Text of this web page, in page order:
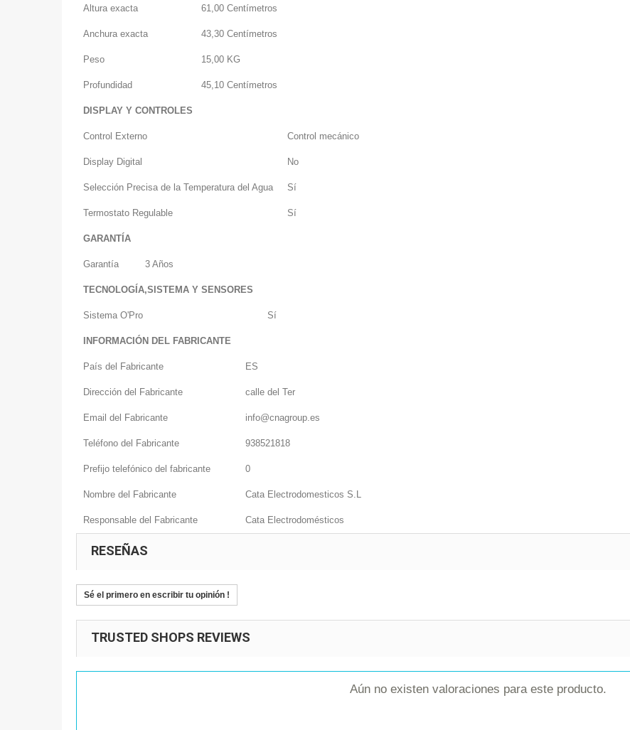
Altura exacta 61,00 Centímetros
Anchura exacta 43,30 Centímetros
Peso 15,00 KG
Profundidad 45,10 Centímetros
DISPLAY Y CONTROLES
Control Externo Control mecánico
Display Digital No
Selección Precisa de la Temperatura del Agua Sí
Termostato Regulable Sí
GARANTÍA
Garantía 3 Años
TECNOLOGÍA,SISTEMA Y SENSORES
Sistema O'Pro Sí
INFORMACIÓN DEL FABRICANTE
País del Fabricante ES
Dirección del Fabricante calle del Ter
Email del Fabricante info@cnagroup.es
Teléfono del Fabricante 938521818
Prefijo telefónico del fabricante 0
Nombre del Fabricante Cata Electrodomesticos S.L
Responsable del Fabricante Cata Electrodomésticos
RESEÑAS
Sé el primero en escribir tu opinión !
TRUSTED SHOPS REVIEWS
Aún no existen valoraciones para este producto.